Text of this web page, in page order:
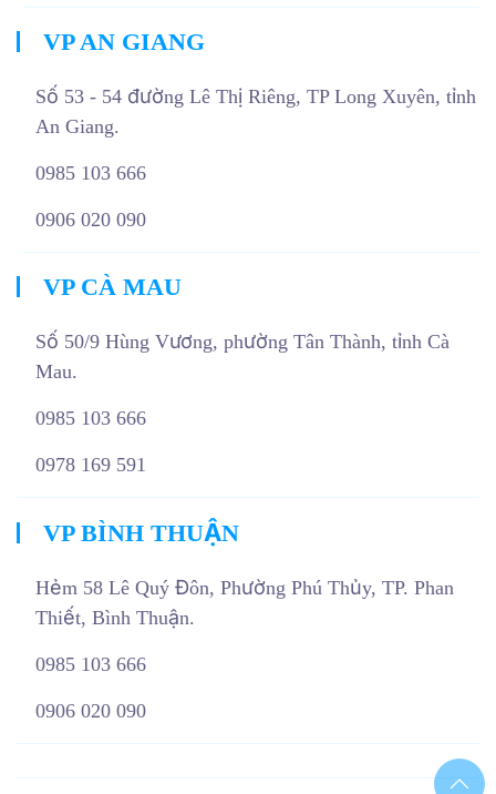
VP AN GIANG
Số 53 - 54 đường Lê Thị Riêng, TP Long Xuyên, tỉnh
An Giang.
0985 103 666
0906 020 090
VP CÀ MAU
Số 50/9 Hùng Vương, phường Tân Thành, tỉnh Cà
Mau.
0985 103 666
0978 169 591
VP BÌNH THUẬN
Hẻm 58 Lê Quý Đôn, Phường Phú Thủy, TP. Phan
Thiết, Bình Thuận.
0985 103 666
0906 020 090